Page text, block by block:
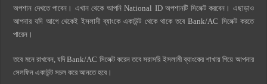
অপশান দেখতে পাবেন। এখান থেকে আপনি National ID অপশানটি সিলেক্ট করবেন। এছাড়াও
আপনার যদি আগে থেকেই ইসলামী ব্যাংকে একাউন্ট থেকে থাকে তবে Bank/AC সিলেক্ট করতে
পারেন।
তবে মনে রাখবেন, যদি Bank/AC সিলেক্ট করেন তবে সরাসরি ইসলামী ব্যাংকের শাখায় গিয়ে আপনার
সেলফিন একাউন্ট সচল করে আনতে হবে।